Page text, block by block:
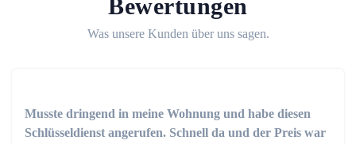
Bewertungen
Was unsere Kunden über uns sagen.
Musste dringend in meine Wohnung und habe diesen
Schlüsseldienst angerufen. Schnell da und der Preis war